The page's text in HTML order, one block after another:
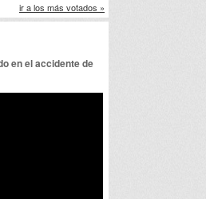
ir a los más votados »
en el accidente de